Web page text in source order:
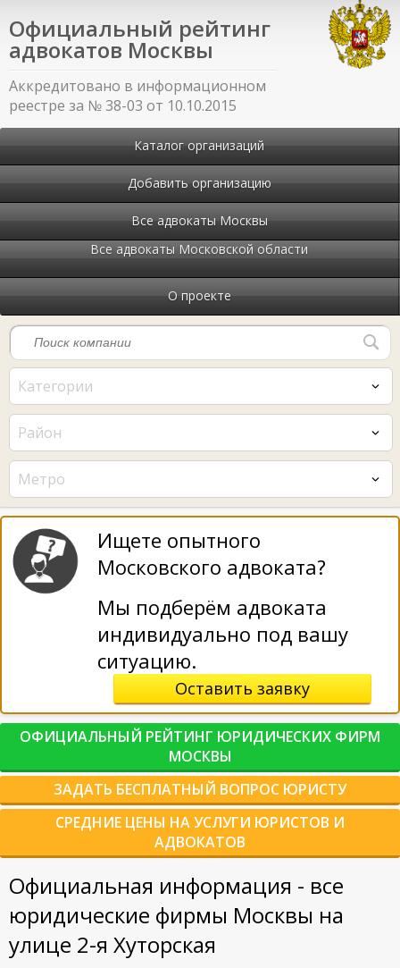
Официальный рейтинг
адвокатов Москвы
Аккредитовано в информационном
реестре за № 38-03 от 10.10.2015
Каталог организаций
Добавить организацию
Все адвокаты Москвы
Все адвокаты Московской области
О проекте
Категории
Район
Метро
Ищете опытного
Московского адвоката?
Мы подберём адвоката
индивидуально под вашу
ситуацию.
Оставить заявку
ОФИЦИАЛЬНЫЙ РЕЙТИНГ ЮРИДИЧЕСКИХ ФИРМ
МОСКВЫ
ЗАДАТЬ БЕСПЛАТНЫЙ ВОПРОС ЮРИСТУ
СРЕДНИЕ ЦЕНЫ НА УСЛУГИ ЮРИСТОВ И
АДВОКАТОВ
Официальная информация - все
юридические фирмы Москвы на
улице 2-я Хуторская